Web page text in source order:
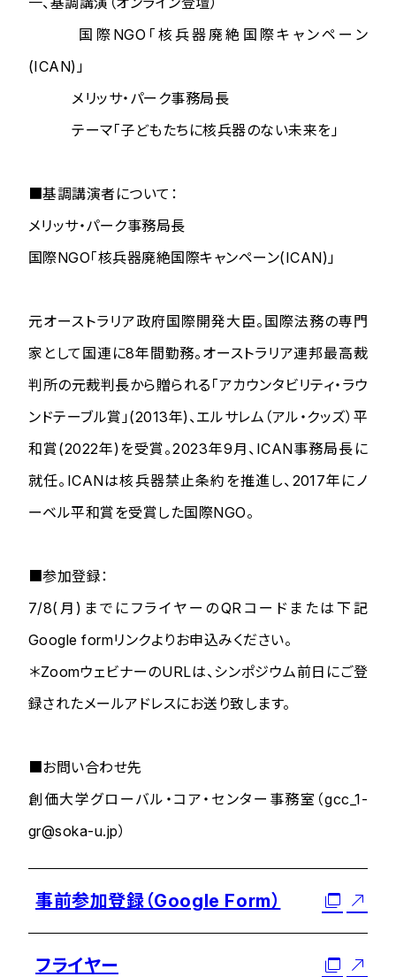
国際NGO「核兵器廃絶国際キャンペーン
(ICAN)」
メリッサ・パーク事務局長
テーマ「子どもたちに核兵器のない未来を」
■基調講演者について：
メリッサ・パーク事務局長
国際NGO「核兵器廃絶国際キャンペーン(ICAN)」
元オーストラリア政府国際開発大臣。国際法務の専門
家として国連に8年間勤務。オーストラリア連邦最高裁
判所の元裁判長から贈られる「アカウンタビリティ・ラウ
ンドテーブル賞」(2013年)、エルサレム（アル・クッズ）平
和賞(2022年)を受賞。2023年9月、ICAN事務局長に
就任。ICANは核兵器禁止条約を推進し、2017年にノ
ーベル平和賞を受賞した国際NGO。
■参加登録：
7/8(月)までにフライヤーのQRコードまたは下記
Google formリンクよりお申込みください。
＊ZoomウェビナーのURLは、シンポジウム前日にご登
録されたメールアドレスにお送り致します。
■お問い合わせ先
創価大学グローバル・コア・センター事務室（gcc_1-
gr@soka-u.jp）
事前参加登録（Google Form）
フライヤー